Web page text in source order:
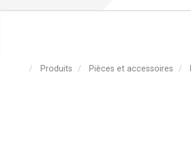
Produits Pièces et accessoires